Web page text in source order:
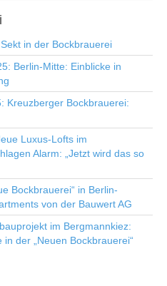
in der Bockbrauerei
Berlin-Mitte: Einblicke in
Kreuzberger Bockbrauerei:
Luxus-Lofts im
Alarm: „Jetzt wird das so
Bockbrauerei“ in Berlin-
von der Bauwert AG
im Bergmannkiez:
der „Neuen Bockbrauerei“